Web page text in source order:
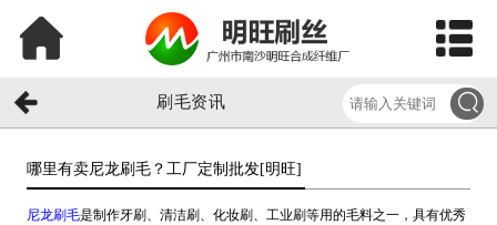
刷毛资讯
哪里有卖尼龙刷毛？工厂定制批发[明旺]​
尼龙刷毛是制作牙刷、清洁刷、化妆刷、工业刷等用的毛料之一，具有优秀